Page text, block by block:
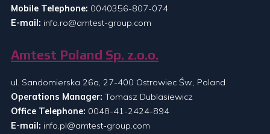
Mobile Telephone: 0040356-807-074
E-mail: info.ro@amtest-group.com
Amtest Poland Sp. z.o.o.
ul. Sandomierska 26a, 27-400 Ostrowiec Św., Poland
Operations Manager: Tomasz Dublasiewicz
Office Telephone: 0048-41-2424-894
E-mail: info.pl@amtest-group.com